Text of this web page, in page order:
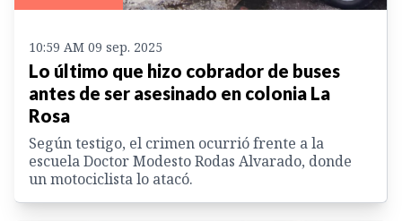
10:59 AM 09 sep. 2025
Lo último que hizo cobrador de buses
antes de ser asesinado en colonia La
Rosa
Según testigo, el crimen ocurrió frente a la
escuela Doctor Modesto Rodas Alvarado, donde
un motociclista lo atacó.